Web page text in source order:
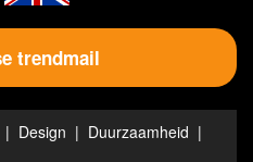
trendmail
Design
Duurzaamheid